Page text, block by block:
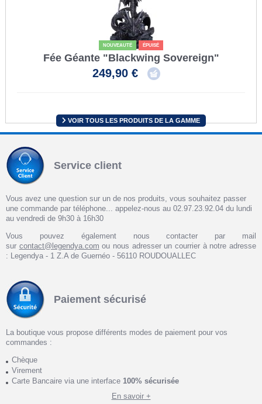
NOUVEAUTÉ ÉPUISÉ
Fée Géante "Blackwing Sovereign"
249,90 €
VOIR TOUS LES PRODUITS DE LA GAMME
Service client
Vous avez une question sur un de nos produits, vous souhaitez passer
une commande par téléphone... appelez-nous au 02.97.23.92.04 du lundi
au vendredi de 9h30 à 16h30
Vous pouvez également nous contacter par mail
sur contact@legendya.com ou nous adresser un courrier à notre adresse
: Legendya - 1 Z.A de Guernéo - 56110 ROUDOUALLEC
Paiement sécurisé
La boutique vous propose différents modes de paiement pour vos
commandes :
Chèque
Virement
Carte Bancaire via une interface 100% sécurisée
En savoir +